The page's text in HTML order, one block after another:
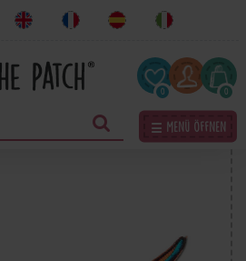
0
☰ Menü öffnen